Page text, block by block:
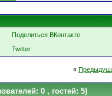
Поделиться ВКонтакте
Twitter
«
0 , гостей: 5)